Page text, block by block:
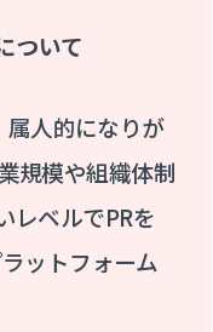
ついて
属人的になりが
規模や組織体制
レベルでPRを
ットフォーム